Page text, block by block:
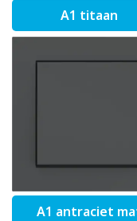
A1 titaan
A1 antraciet